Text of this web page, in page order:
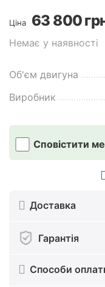
Ціна 63 800
Немає у наявності
Об'єм двигуна
Виробник
Сповістити
Доставка
Гарантія
Способи